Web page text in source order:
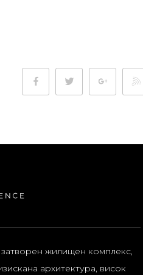
жилищен комплекс,
архитектура, висок